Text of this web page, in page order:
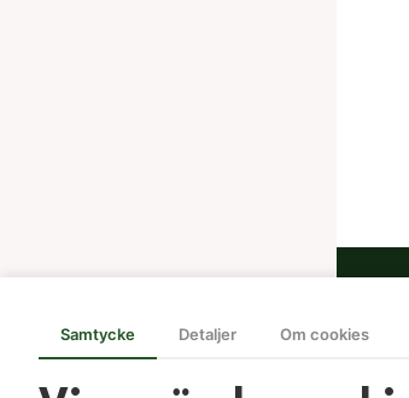
Samtycke Detaljer Om cookies